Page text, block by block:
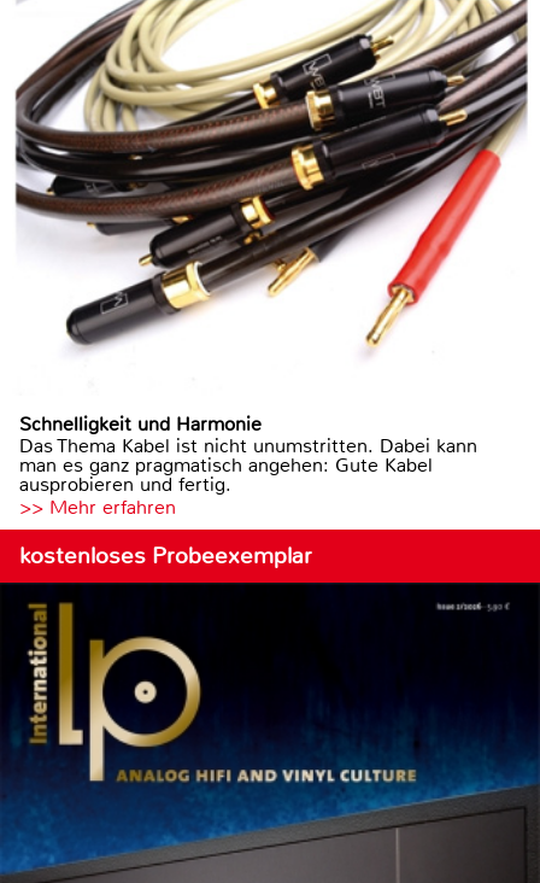
Schnelligkeit und Harmonie
Das Thema Kabel ist nicht unumstritten. Dabei kann
man es ganz pragmatisch angehen: Gute Kabel
ausprobieren und fertig.
>> Mehr erfahren
kostenloses Probeexemplar